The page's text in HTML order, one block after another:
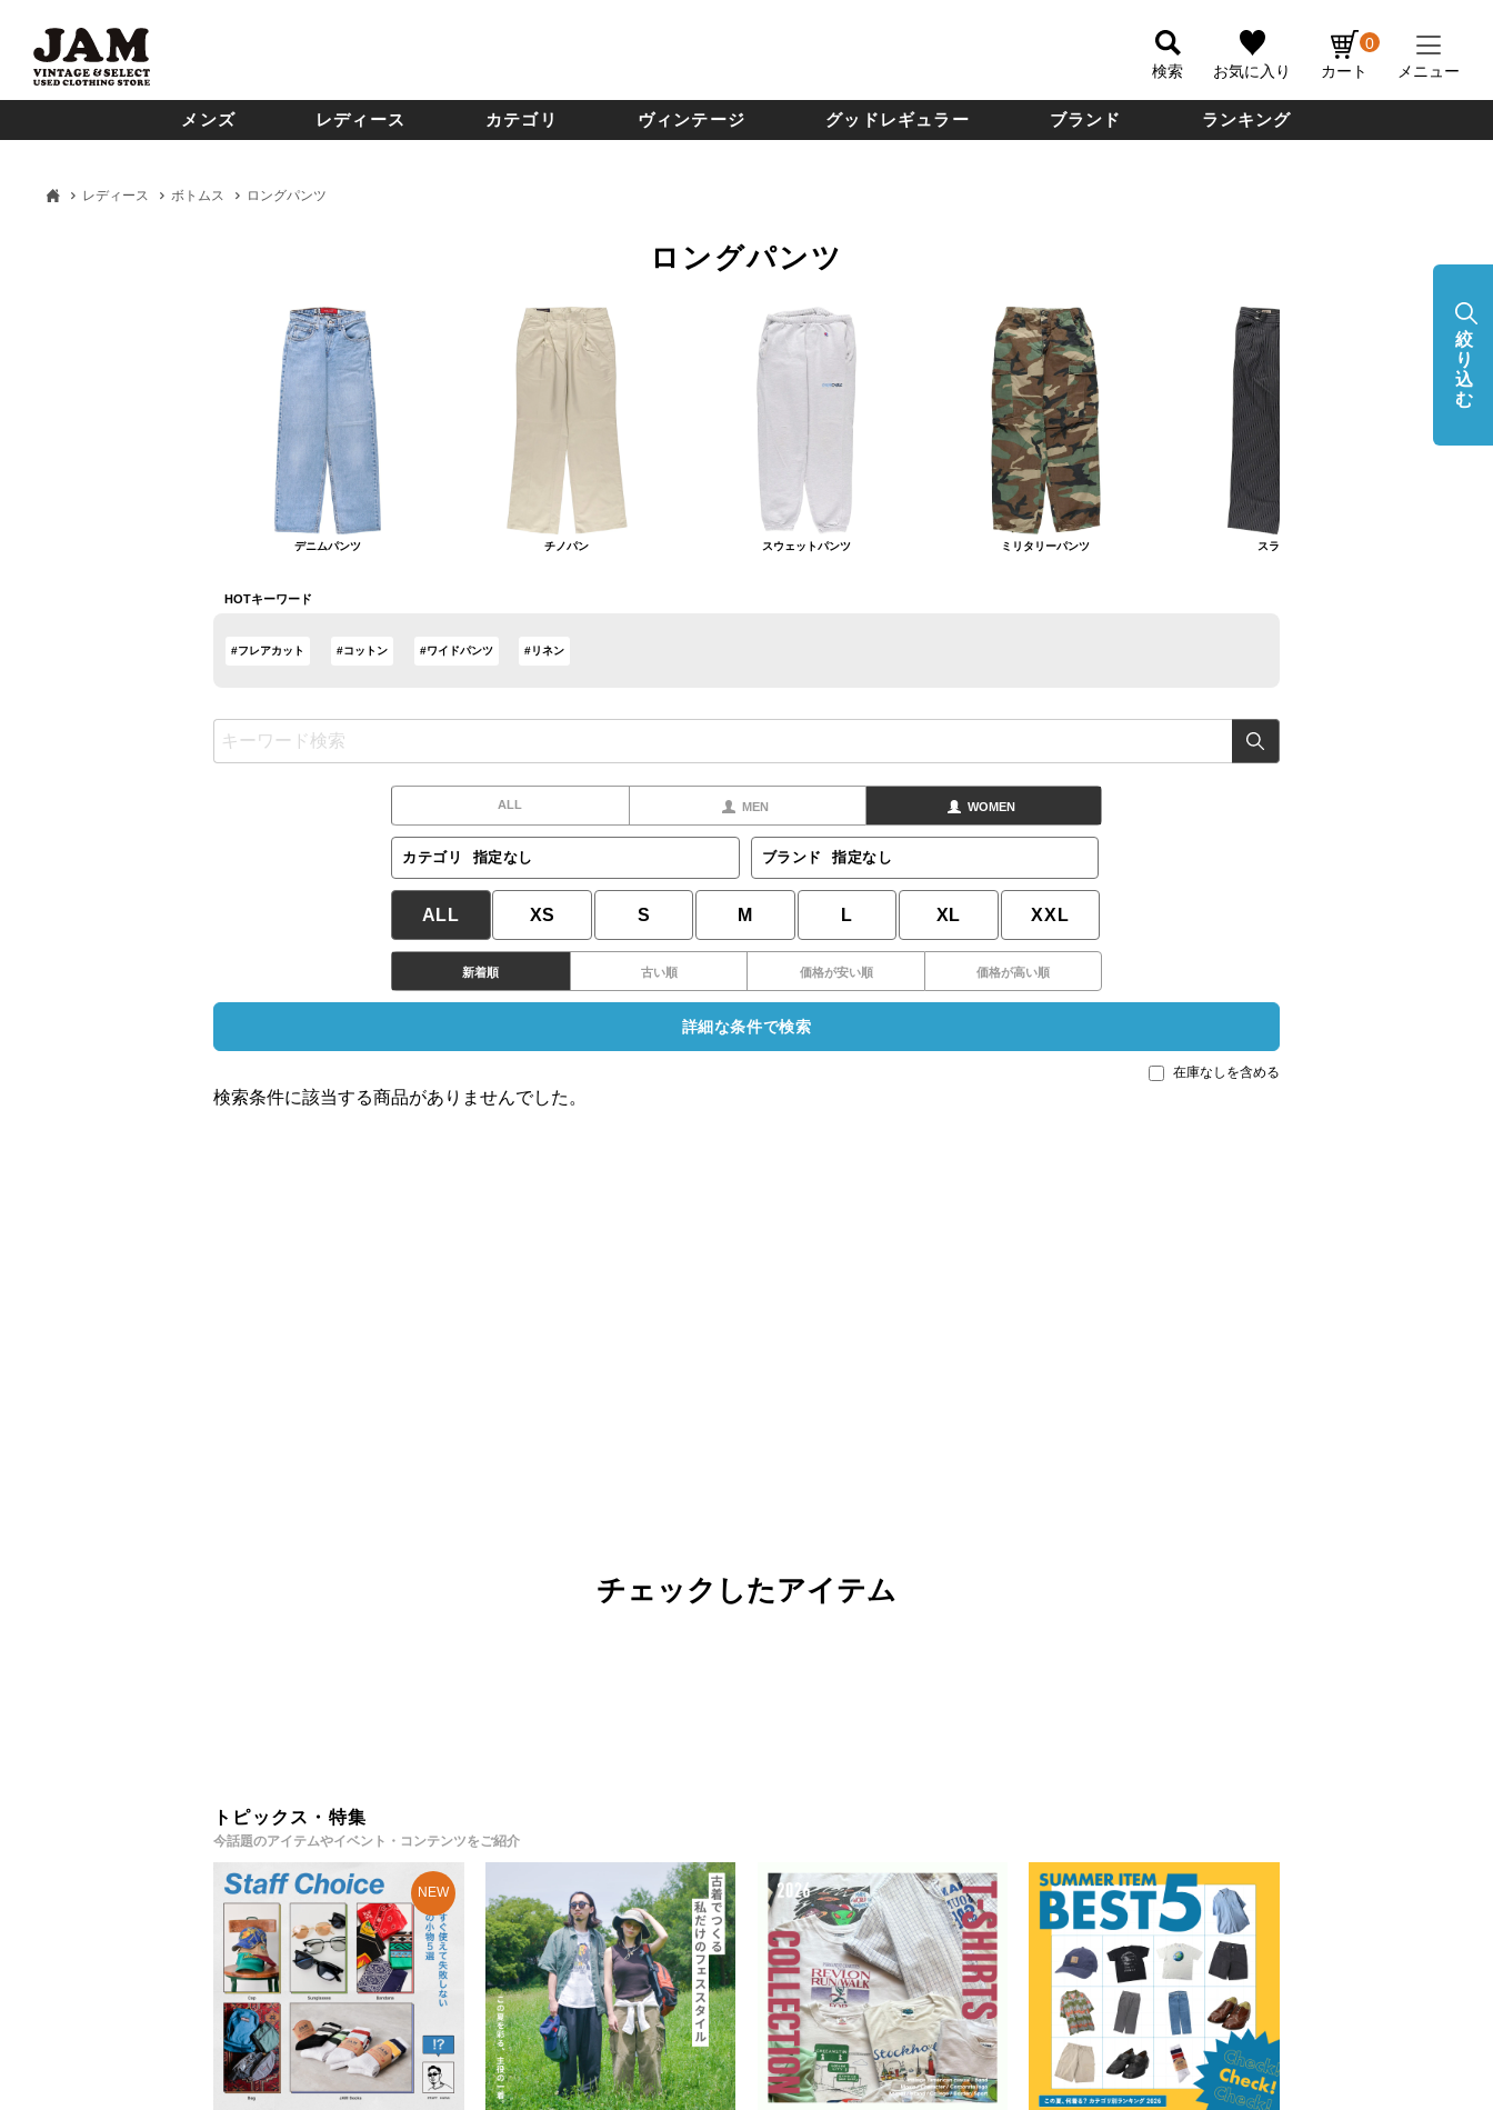
検索 お気に入り カート
0
メニュー
メンズ レディース カテゴリ ヴィンテージ グッドレギュラー ブランド ランキング
レディース ボトムス ロングパンツ
ロングパンツ
デニムパンツ チノパン スウェットパンツ ミリタリーパンツ スラックス
HOTキーワード
#フレアカット #コットン #ワイドパンツ #リネン
ALL MEN WOMEN
カテゴリ 指定なし ブランド 指定なし
ALL XS S M L XL XXL
新着順 古い順 価格が安い順 価格が高い順
詳細な条件で検索
在庫なしを含める
検索条件に該当する商品がありませんでした。
チェックしたアイテム
トピックス・特集
今話題のアイテムやイベント・コンテンツをご紹介
絞
り
込
む